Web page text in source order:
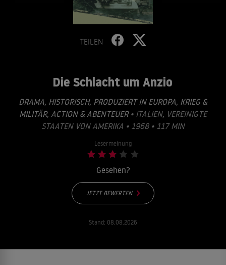
TEILEN
Die Schlacht um Anzio
DRAMA, HISTORISCH, PRODUZIERT IN EUROPA, KRIEG &
MILITÄR, ACTION & ABENTEUER• ITALIEN, VEREINIGTE
STAATEN VON AMERIKA • 1968 • 117 MIN
Lesermeinung
Gesehen?
JETZT BEWERTEN
Stand: 08.08.2026